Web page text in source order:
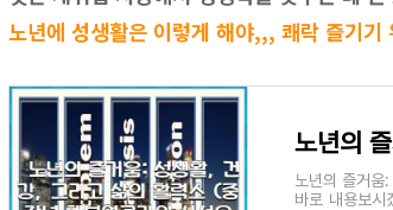
노년에 성생활은 이렇게 해야,,, 쾌락 즐기기
노년의
노년의 즐거움
바로 내용보시